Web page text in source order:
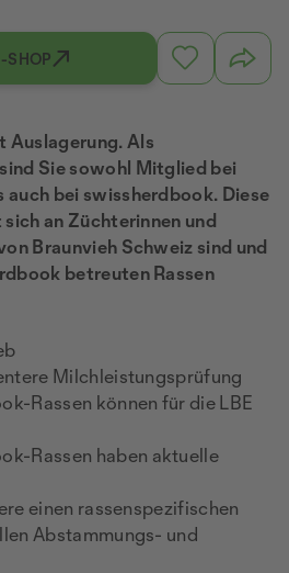
SHOP
Auslagerung. Als
Sie sowohl Mitglied bei
auch bei swissherdbook. Diese
an Züchterinnen und
Braunvieh Schweiz sind und
betreuten Rassen
Milchleistungsprüfung
Rassen können für die LBE
Rassen haben aktuelle
einen rassenspezifischen
Abstammungs- und